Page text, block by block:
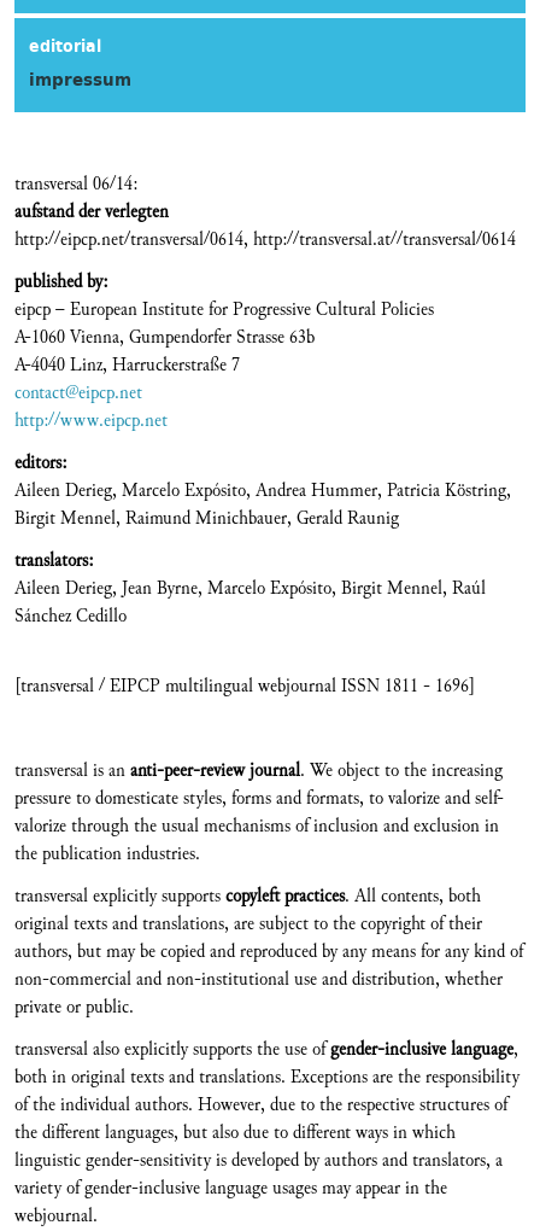
editorial
impressum
transversal 06/14:
aufstand der verlegten
http://eipcp.net/transversal/0614, http://transversal.at//transversal/0614
published by:
eipcp – European Institute for Progressive Cultural Policies
A-1060 Vienna, Gumpendorfer Strasse 63b
A-4040 Linz, Harruckerstraße 7
contact@eipcp.net
http://www.eipcp.net
editors:
Aileen Derieg, Marcelo Expósito, Andrea Hummer, Patricia Köstring,
Birgit Mennel, Raimund Minichbauer, Gerald Raunig
translators:
Aileen Derieg, Jean Byrne, Marcelo Expósito, Birgit Mennel, Raúl
Sánchez Cedillo
[transversal / EIPCP multilingual webjournal ISSN 1811 - 1696]
transversal is ananti-peer-review journal. We object to the increasing
pressure to domesticate styles, forms and formats, to valorize and self-
valorize through the usual mechanisms of inclusion and exclusion in
the publication industries.
transversal explicitly supportscopyleft practices. All contents, both
original texts and translations, are subject to the copyright of their
authors, but may be copied and reproduced by any means for any kind of
non-commercial and non-institutional use and distribution, whether
private or public.
transversal also explicitly supports the use ofgender-inclusive language,
both in original texts and translations. Exceptions are the responsibility
of the individual authors. However, due to the respective structures of
the different languages, but also due to different ways in which
linguistic gender-sensitivity is developed by authors and translators, a
variety of gender-inclusive language usages may appear in the
webjournal.